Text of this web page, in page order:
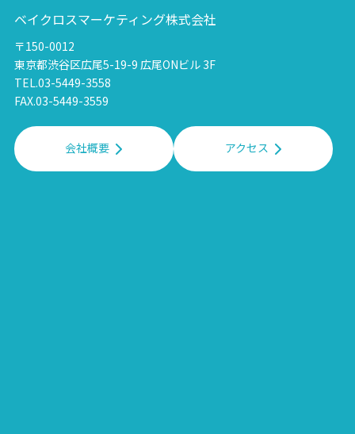
ベイクロスマーケティング株式会社
〒150-0012
東京都渋谷区広尾5-19-9 広尾ONビル 3F
TEL.03-5449-3558
FAX.03-5449-3559
会社概要 アクセス